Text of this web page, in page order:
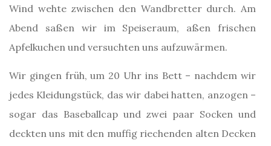
Wind wehte zwischen den Wandbretter durch. Am
Abend saßen wir im Speiseraum, aßen frischen
Apfelkuchen und versuchten uns aufzuwärmen.
Wir gingen früh, um 20 Uhr ins Bett – nachdem wir
jedes Kleidungstück, das wir dabei hatten, anzogen –
sogar das Baseballcap und zwei paar Socken und
deckten uns mit den muffig riechenden alten Decken